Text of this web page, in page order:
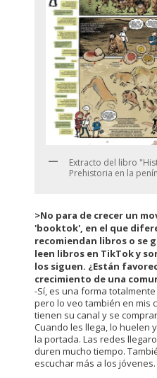
Extracto del libro
Prehistoria en la
>No para de crecer un
'booktok', en el que
recomiendan libros o se
leen libros en TikTok y
los siguen. ¿Están
crecimiento de una
-Sí, es una forma
pero lo veo también en mis
tienen su canal y se
Cuando les llega, lo huelen
la portada. Las redes
duren mucho tiempo.
escuchar más a los jóvenes.